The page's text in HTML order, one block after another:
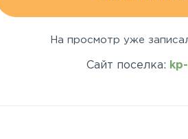
На просмотр уже
Сайт поселка: